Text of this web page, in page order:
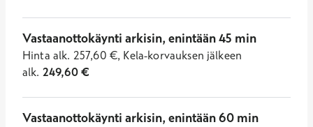
Vastaanottokäynti arkisin, enintään 45 min
Hinta alk. 257,60 €, Kela-korvauksen jälkeen
alk. 249,60€
Vastaanottokäynti arkisin, enintään 60 min